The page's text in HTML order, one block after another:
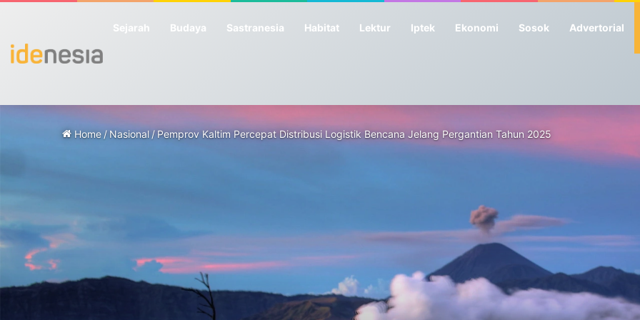
Sejarah Budaya Sastranesia Habitat Lektur Iptek Ekonomi Sosok Advertorial
Home /Nasional /Pemprov Kaltim Percepat Distribusi Logistik Bencana Jelang Pergantian Tahun 2025